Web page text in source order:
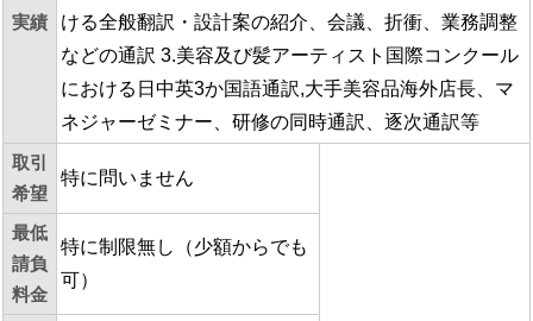
実績
ける全般翻訳・設計案の紹介、会議、折衝、業務調整
などの通訳 3.美容及び髪アーティスト国際コンクール
における日中英3か国語通訳,大手美容品海外店長、マ
ネジャーゼミナー、研修の同時通訳、逐次通訳等
取引
希望
特に問いません
最低
請負
料金
特に制限無し（少額からでも
可）